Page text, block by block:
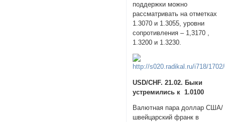
поддержки можно
рассматривать на отметках
1.3070 и 1.3055, уровни
сопротивления – 1,3170 ,
1.3200 и 1.3230.
USD/CHF. 21.02. Быки
устремились к 1.0100
Валютная пара доллар США/
швейцарский франк в